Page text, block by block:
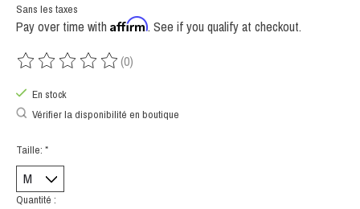
Sans les taxes
Pay over time with Affirm. See if you qualify at checkout.
Ce produit est évalué à
(0)
En stock
Vérifier la disponibilité en boutique
Taille: *
Quantité :